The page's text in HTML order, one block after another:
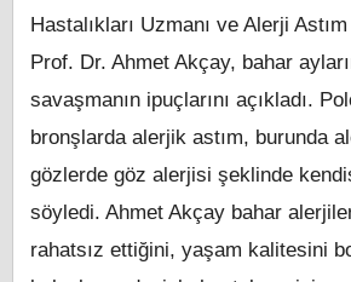
Hastalıkları Uzmanı ve Alerji
Prof. Dr. Ahmet Akçay, bahar
savaşmanın ipuçlarını açıkladı.
bronşlarda alerjik astım, burunda
gözlerde göz alerjisi şeklinde
söyledi. Ahmet Akçay bahar
rahatsız ettiğini, yaşam kalitesini